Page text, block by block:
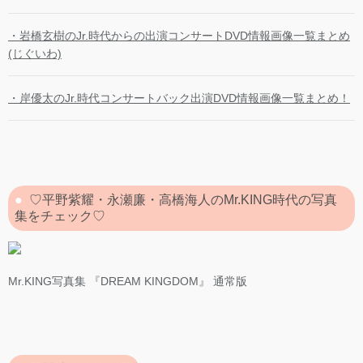
・岩橋玄樹のJr.時代からの出演コンサートDVD情報画像一覧まとめ
(じぐいわ)
・岸優太のJr.時代コンサートバック出演DVD情報画像一覧まとめ！
♡平野紫耀・永瀬廉・高橋海人のMr.KING時代の写真
集をチェック♡
Mr.KING写真集 『DREAM KINGDOM』 通常版